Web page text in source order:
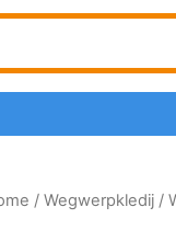
/Wegwerpkledij /